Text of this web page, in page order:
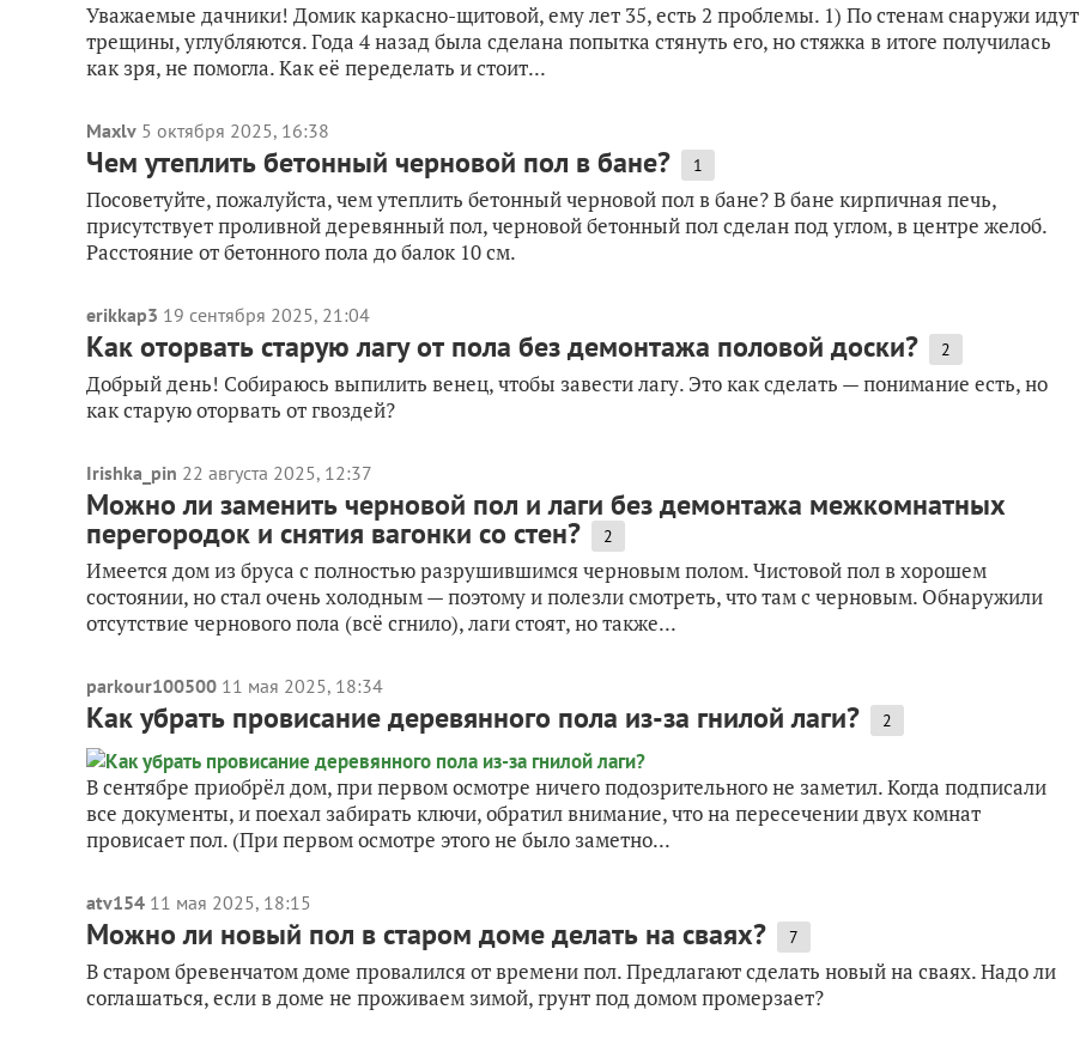
Уважаемые дачники! Домик каркасно-щитовой, ему лет 35, есть 2 проблемы. 1) По стенам снаружи идут
трещины, углубляются. Года 4 назад была сделана попытка стянуть его, но стяжка в итоге получилась
как зря, не помогла. Как её переделать и стоит...
Maxlv 5 октября 2025, 16:38
Чем утеплить бетонный черновой пол в бане? 1
Посоветуйте, пожалуйста, чем утеплить бетонный черновой пол в бане? В бане кирпичная печь,
присутствует проливной деревянный пол, черновой бетонный пол сделан под углом, в центре желоб.
Расстояние от бетонного пола до балок 10 см.
erikkap3 19 сентября 2025, 21:04
Как оторвать старую лагу от пола без демонтажа половой доски? 2
Добрый день! Собираюсь выпилить венец, чтобы завести лагу. Это как сделать — понимание есть, но
как старую оторвать от гвоздей?
Irishka_pin 22 августа 2025, 12:37
Можно ли заменить черновой пол и лаги без демонтажа межкомнатных
перегородок и снятия вагонки со стен? 2
Имеется дом из бруса с полностью разрушившимся черновым полом. Чистовой пол в хорошем
состоянии, но стал очень холодным — поэтому и полезли смотреть, что там с черновым. Обнаружили
отсутствие чернового пола (всё сгнило), лаги стоят, но также...
parkour100500 11 мая 2025, 18:34
Как убрать провисание деревянного пола из-за гнилой лаги? 2
В сентябре приобрёл дом, при первом осмотре ничего подозрительного не заметил. Когда подписали
все документы, и поехал забирать ключи, обратил внимание, что на пересечении двух комнат
провисает пол. (При первом осмотре этого не было заметно...
atv154 11 мая 2025, 18:15
Можно ли новый пол в старом доме делать на сваях? 7
В старом бревенчатом доме провалился от времени пол. Предлагают сделать новый на сваях. Надо ли
соглашаться, если в доме не проживаем зимой, грунт под домом промерзает?